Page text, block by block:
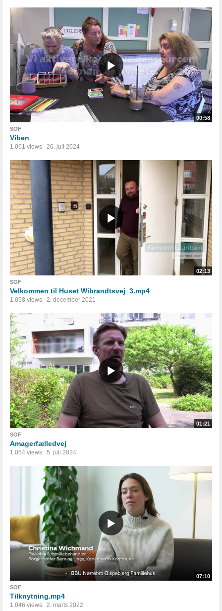
00:58
SOF
Viben
1.061 views 26. juli 2024
02:13
SOF
Velkommen til Huset Wibrandtsvej_3.mp4
1.058 views 2. december 2021
01:21
SOF
Amagerfælledvej
1.054 views 5. juli 2024
07:10
SOF
Tilknytning.mp4
1.046 views 2. marts 2022